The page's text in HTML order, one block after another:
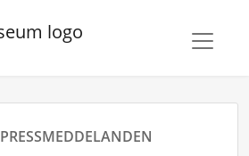
PRESSMEDDELANDEN